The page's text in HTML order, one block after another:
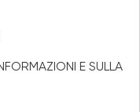
E SULLA